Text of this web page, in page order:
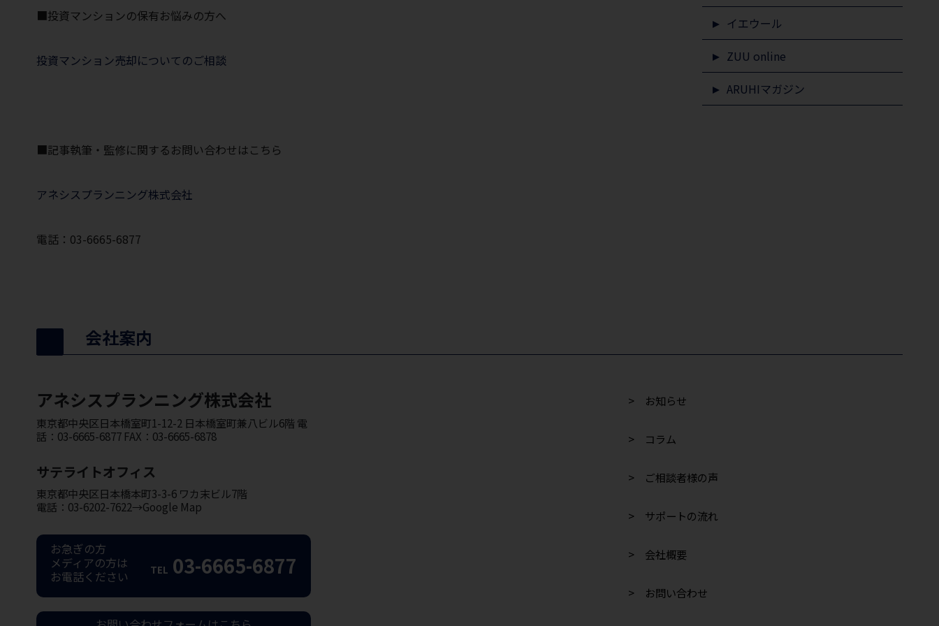
■投資マンションの保有お悩みの方へ
投資マンション売却についてのご相談
■記事執筆・監修に関するお問い合わせはこちら
アネシスプランニング株式会社
電話：03-6665-6877
イエウール
ZUU online
ARUHIマガジン
会社案内
アネシスプランニング株式会社
東京都中央区日本橋室町1-12-2 日本橋室町兼八ビル6階 電
話：03-6665-6877 FAX：03-6665-6878
サテライトオフィス
東京都中央区日本橋本町3-3-6 ワカ末ビル7階
電話：03-6202-7622→Google Map
お急ぎの方
メディアの方は
お電話ください
TEL 03-6665-6877
> お知らせ
> コラム
> ご相談者様の声
> サポートの流れ
> 会社概要
> お問い合わせ